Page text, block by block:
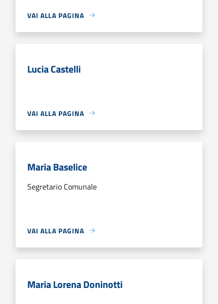
VAI ALLA PAGINA
Lucia Castelli
VAI ALLA PAGINA
Maria Baselice
Segretario Comunale
VAI ALLA PAGINA
Maria Lorena Doninotti